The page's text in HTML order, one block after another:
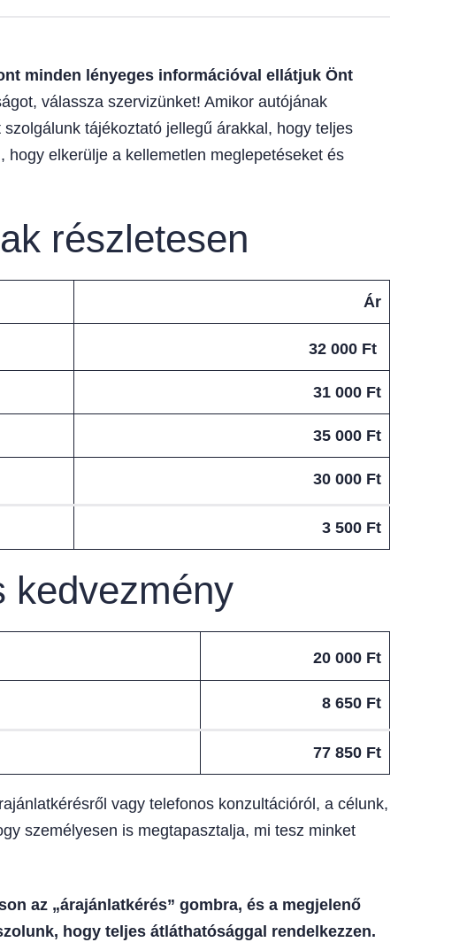
minden lényeges információval ellátjuk Önt
válassza szervizünket! Amikor autójának
tájékoztató jellegű árakkal, hogy teljes
elkerülje a kellemetlen meglepetéseket és
részletesen
Ár
32 000 Ft
31 000 Ft
35 000 Ft
30 000 Ft
3 500 Ft
kedvezmény
20 000 Ft
8 650 Ft
77 850 Ft
vagy telefonos konzultációról, a célunk,
személyesen is megtapasztalja, mi tesz minket
az „árajánlatkérés” gombra, és a megjelenő
hogy teljes átláthatósággal rendelkezzen.